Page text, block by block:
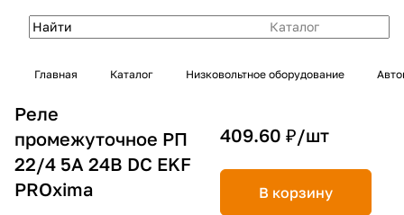
Каталог
Главная Каталог Низковольтное оборудование
Реле
промежуточное РП
22/4 5А 24В DС EKF
PROxima
409.60 ₽/шт
В корзину